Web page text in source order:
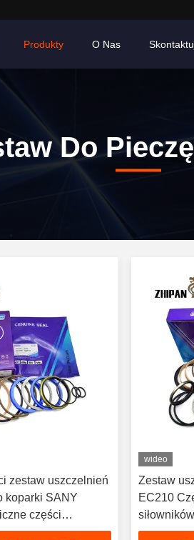
Produkty O Nas
Do
zestaw uszczelnień
koparki SANY
wideo
Zestaw
EC210 Części do naprawy